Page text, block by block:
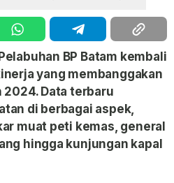
BP Batam kembali
yang membanggakan
2024. Data terbaru
di berbagai aspek,
muat peti kemas, general
hingga kunjungan kapal